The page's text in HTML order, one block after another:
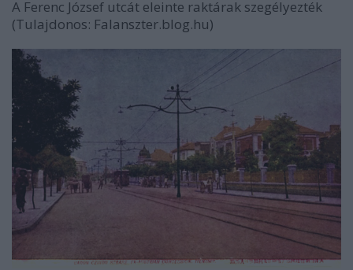
A Ferenc József utcát eleinte raktárak szegélyezték
(Tulajdonos: Falanszter.blog.hu)